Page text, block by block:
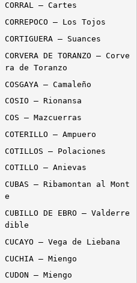
CORRAL – Cartes
CORREPOCO – Los Tojos
CORTIGUERA – Suances
CORVERA DE TORANZO – Corve
ra de Toranzo
COSGAYA – Camaleño
COSIO – Rionansa
COS – Mazcuerras
COTERILLO – Ampuero
COTILLOS – Polaciones
COTILLO – Anievas
CUBAS – Ribamontan al Mont
e
CUBILLO DE EBRO – Valderre
dible
CUCAYO – Vega de Liebana
CUCHIA – Miengo
CUDON – Miengo